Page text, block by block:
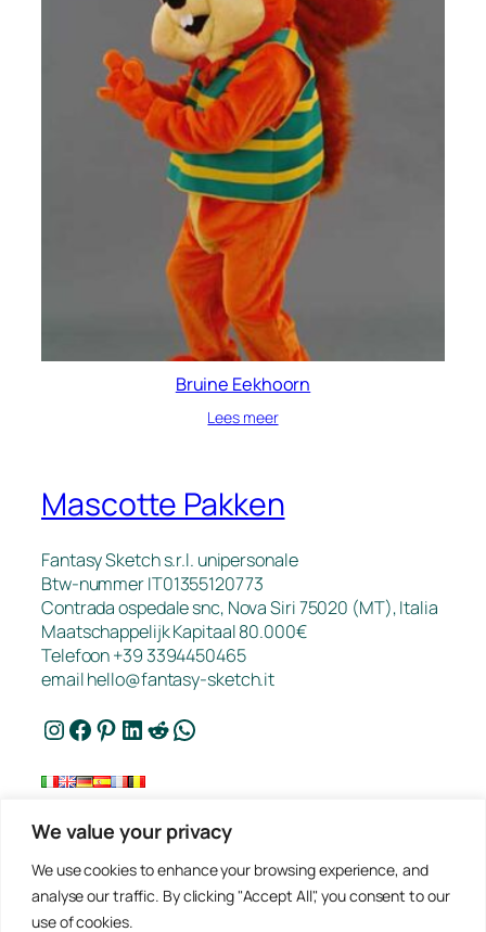
We value your privacy
We use cookies to enhance your browsing experience, and
analyse our traffic. By clicking "Accept All", you consent to our
use of cookies.
Bruine Eekhoorn
Lees meer
Mascotte Pakken
Fantasy Sketch s.r.l. unipersonale
Btw-nummer IT01355120773
Contrada ospedale snc, Nova Siri 75020 (MT), Italia
Maatschappelijk Kapitaal 80.000€
Telefoon +39 3394450465
emailhello@fantasy-sketch.it
Instagram Facebook Pinterest LinkedIn Reddit WhatsApp
Werk
Contact
Privacybeleid